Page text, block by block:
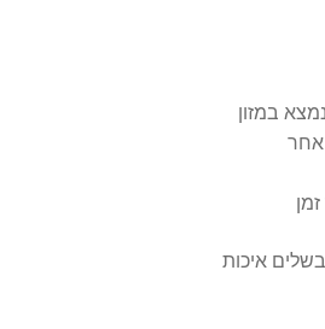
במזון
אחר
איכות